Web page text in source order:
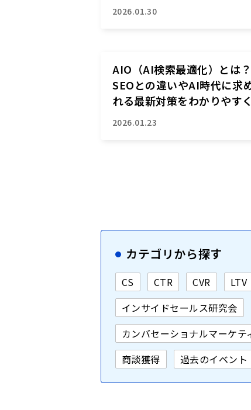
2026.01.30
AIO（AI検索最適化）とは？
SEOとの違いやAI時代に求
れる最新対策をわかりやす
説
2026.01.23
カテゴリから探す
CS CTR CVR LTV
インサイドセールス研究会
カンバセーショナルマーケテ
商談獲得
過去のイベント